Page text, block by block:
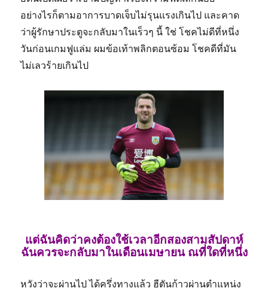
อย่างไรก็ตามอาการบาดเจ็บไม่รุนแรงเกินไป และคาด
ว่าผู้รักษาประตูจะกลับมาในเร็วๆ นี้ ใช่ โชคไม่ดีที่หนึ่ง
วันก่อนเกมฟูแล่ม ผมข้อเท้าพลิกตอนซ้อม โชคดีที่มัน
ไม่เลวร้ายเกินไป
แต่ฉันคิดว่าคงต้องใช้เวลาอีกสองสามสัปดาห์
ฉันควรจะกลับมาในเดือนเมษายน ณที่ใดที่หนึ่ง
หวังว่าจะผ่านไป ได้ครึ่งทางแล้ว ฮีตันก้าวผ่านตำแหน่ง